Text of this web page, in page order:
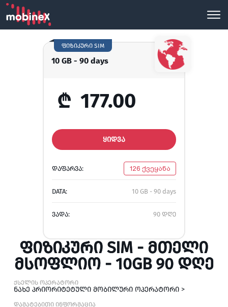
10 GB - 90 days
ფიზიკური SIM
₾ 177.00
ᲧᲘᲓᲕᲐ
ᲓᲐᲤᲐᲠᲕᲐ: 126 ქვეყანა
DATA: 10 GB - 90 days
ᲕᲐᲓᲐ: 90 დღე
ᲤᲘᲖᲘᲙᲣᲠᲘ SIM - ᲛᲗᲔᲚᲘ
ᲛᲡᲝᲤᲚᲘᲝ - 10GB 90 ᲓᲦᲔ
ქსელის ოპერატორი
ნახე პრიორიტეტული მობილური ოპერატორი >
დამატებითი ინფორმაცია